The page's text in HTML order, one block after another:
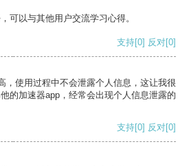
可以与其他用户交流学习心得。
支持[0] 反对[0]
，使用过程中不会泄露个人信息，这让我很
的加速器app，经常会出现个人信息泄露的
支持[0] 反对[0]